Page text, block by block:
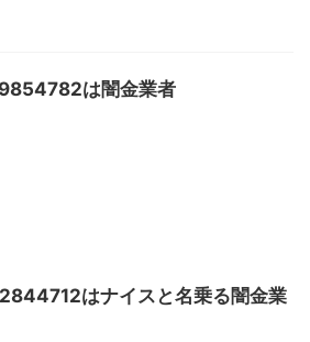
は闇金業者
はナイスと名乗る闇金業